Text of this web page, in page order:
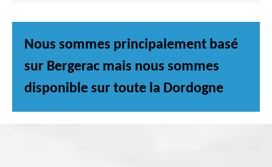
Nous sommes principalement basé
sur Bergerac mais nous sommes
disponible sur toute la Dordogne